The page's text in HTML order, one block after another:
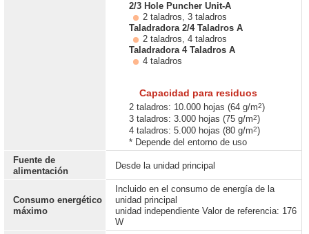
2/3 Hole Puncher Unit-A
2 taladros, 3 taladros
Taladradora 2/4 Taladros A
2 taladros, 4 taladros
Taladradora 4 Taladros A
4 taladros
Capacidad para residuos
2 taladros: 10.000 hojas (64 g/m2)
3 taladros: 3.000 hojas (75 g/m2)
4 taladros: 5.000 hojas (80 g/m2)
* Depende del entorno de uso
Fuente de
alimentación
Desde la unidad principal
Consumo energético
máximo
Incluido en el consumo de energía de la
unidad principal
unidad independiente Valor de referencia: 176
W